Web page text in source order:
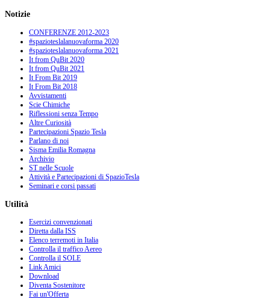
Notizie
CONFERENZE 2012-2023
#spazioteslalanuovaforma 2020
#spazioteslalanuovaforma 2021
It from QuBit 2020
It from QuBit 2021
It From Bit 2019
It From Bit 2018
Avvistamenti
Scie Chimiche
Riflessioni senza Tempo
Altre Curiosità
Partecipazioni Spazio Tesla
Parlano di noi
Sisma Emilia Romagna
Archivio
ST nelle Scuole
Attività e Partecipazioni di SpazioTesla
Seminari e corsi passati
Utilità
Esercizi convenzionati
Diretta dalla ISS
Elenco terremoti in Italia
Controlla il traffico Aereo
Controlla il SOLE
Link Amici
Download
Diventa Sostenitore
Fai un'Offerta